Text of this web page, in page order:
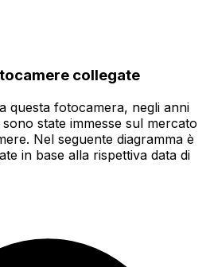
collegate
questa fotocamera, negli anni
state immesse sul mercato
Nel seguente diagramma è
in base alla rispettiva data di